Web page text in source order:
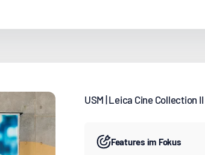
USM | Leica Cine Collection
Features im Fokus